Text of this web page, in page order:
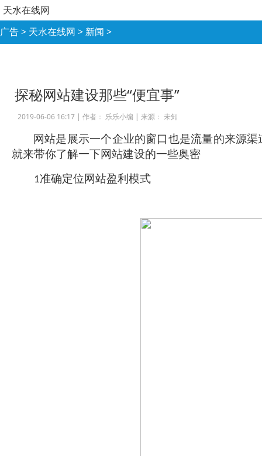
天水在线网
广告> 天水在线网 > 新闻 >
探秘网站建设那些“便宜事”
2019-06-06 16:17 | 作者： 乐乐小编 | 来源： 未知
网站是展示一个企业的窗口也是流量的来源
就来带你了解一下网站建设的一些奥密
1准确定位网站盈利模式